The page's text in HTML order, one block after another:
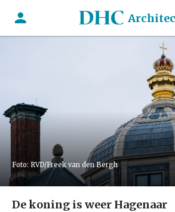
Foto: RVD/Freek van den Bergh
De koning is weer Hagenaar